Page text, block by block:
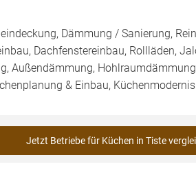
Dämmung / Sanierung,
Dachfenstereinbau, Rollläden,
Außendämmung,
& Einbau,
Jetzt Betriebe für Küchen in Tiste